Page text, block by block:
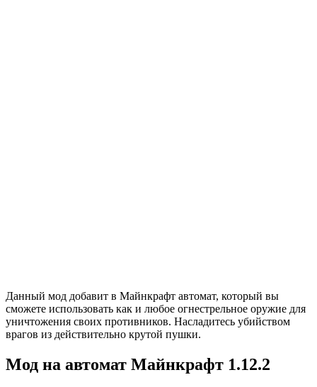
Данный мод добавит в Майнкрафт автомат, который вы
сможете использовать как и любое огнестрельное оружие для
уничтожения своих противников. Насладитесь убийством
врагов из действительно крутой пушки.
Мод на автомат Майнкрафт 1.12.2